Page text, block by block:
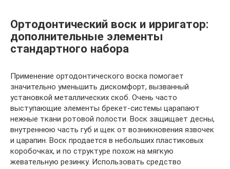
Ортодонтический воск и ирригатор:
дополнительные элементы
стандартного набора
Применение ортодонтического воска помогает
значительно уменьшить дискомфорт, вызванный
установкой металлических скоб. Очень часто
выступающие элементы брекет-системы царапают
нежные ткани ротовой полости. Воск защищает десны,
внутреннюю часть губ и щек от возникновения язвочек
и царапин. Воск продается в небольших пластиковых
коробочках, и по структуре похож на мягкую
жевательную резинку. Использовать средство